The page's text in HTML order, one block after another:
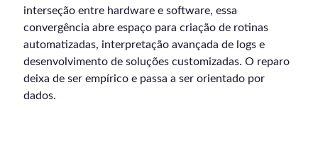
interseção entre hardware e software, essa
convergência abre espaço para criação de rotinas
automatizadas, interpretação avançada de logs e
desenvolvimento de soluções customizadas. O reparo
deixa de ser empírico e passa a ser orientado por
dados.